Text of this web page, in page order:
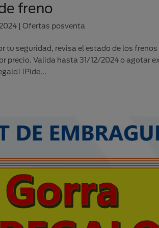
freno
| Ofertas posventa
tu seguridad, revisa el estado de los
precio. Valida hasta 31/12/2024 o agotar
¡Pide...